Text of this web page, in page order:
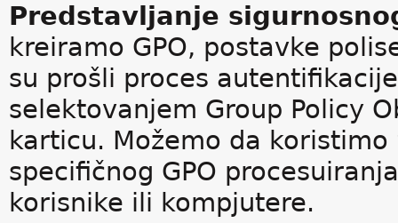
Predstavljanje
kreiramo GPO, postavke
su prošli proces
selektovanjem Group Policy
karticu. Možemo da
specifičnog GPO
korisnike ili kompjutere.